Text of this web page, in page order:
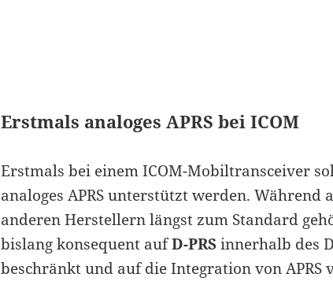
Erstmals analoges APRS bei ICOM
Erstmals bei einem ICOM-Mobiltransceiver
analoges APRS unterstützt werden. Während
anderen Herstellern längst zum Standard
bislang konsequent aufD-PRSinnerhalb des
beschränkt und auf die Integration von APRS